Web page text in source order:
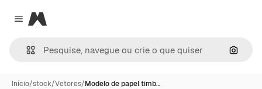
Close menu
Magnific
Início/stock/Vetores/Modelo de papel timb…